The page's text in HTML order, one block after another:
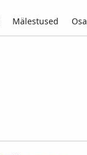
Mälestused